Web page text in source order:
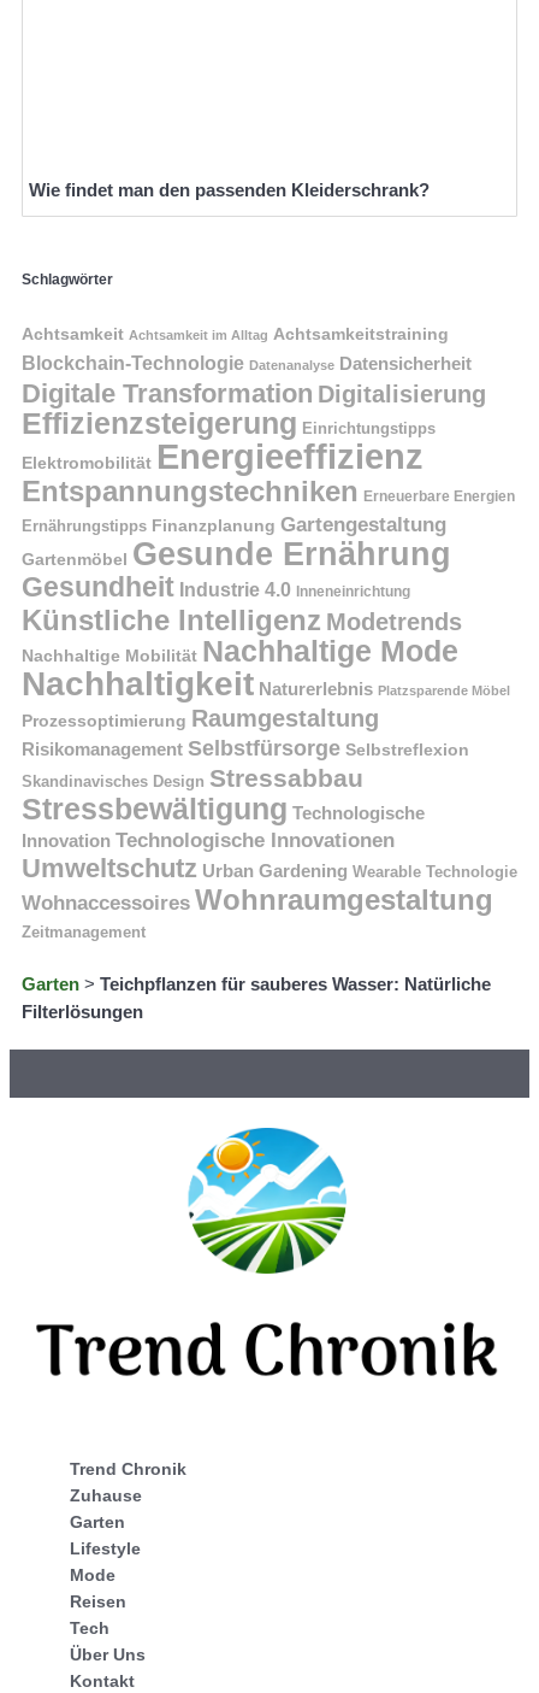
Wie findet man den passenden Kleiderschrank?
Schlagwörter
Achtsamkeit Achtsamkeit im Alltag Achtsamkeitstraining
Blockchain-Technologie Datenanalyse Datensicherheit
Digitale Transformation Digitalisierung
Effizienzsteigerung Einrichtungstipps
Elektromobilität Energieeffizienz
Entspannungstechniken Erneuerbare Energien
Ernährungstipps Finanzplanung Gartengestaltung
Gartenmöbel Gesunde Ernährung
Gesundheit Industrie 4.0 Inneneinrichtung
Künstliche Intelligenz Modetrends
Nachhaltige Mobilität Nachhaltige Mode
Nachhaltigkeit Naturerlebnis Platzsparende Möbel
Prozessoptimierung Raumgestaltung
Risikomanagement Selbstfürsorge Selbstreflexion
Skandinavisches Design Stressabbau
Stressbewältigung Technologische
Innovation Technologische Innovationen
Umweltschutz Urban Gardening Wearable Technologie
Wohnaccessoires Wohnraumgestaltung
Zeitmanagement
Garten > Teichpflanzen für sauberes Wasser: Natürliche
Filterlösungen
Trend Chronik
Zuhause
Garten
Lifestyle
Mode
Reisen
Tech
Über Uns
Kontakt